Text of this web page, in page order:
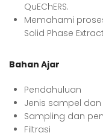
QuEChERS.
Memahami
Solid Phase
Bahan Ajar
Pendahuluan
Jenis sampel
Sampling dan
Filtrasi